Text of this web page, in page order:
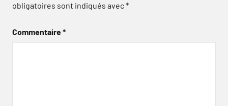
obligatoires sont indiqués avec*
Commentaire*